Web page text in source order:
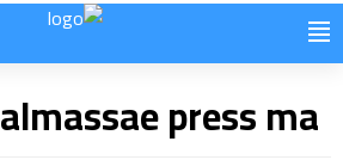
almassae press ma